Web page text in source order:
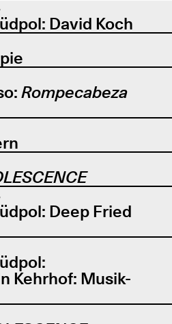
David Koch
Rompecabeza
Deep Fried
Kehrhof: Musik-